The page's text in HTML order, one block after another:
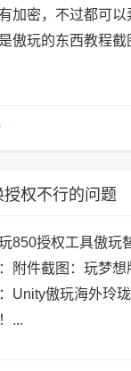
加密，不过都可
傲玩的东西教程截
权不行的问题
850授权工具傲玩
附件截图：玩梦
Unity傲玩海外玲
...